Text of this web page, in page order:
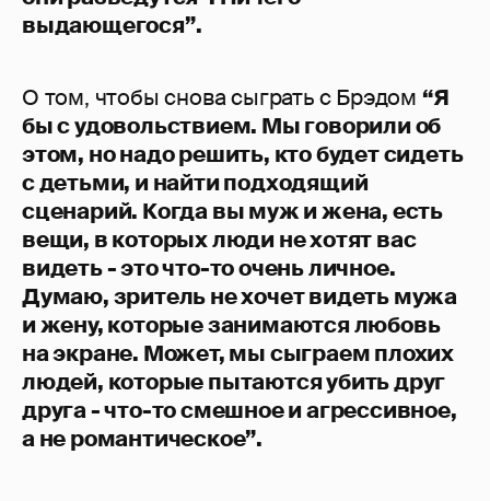
выдающегося”.
О том, чтобы снова сыграть с Брэдом “Я
бы с удовольствием. Мы говорили об
этом, но надо решить, кто будет сидеть
с детьми, и найти подходящий
сценарий. Когда вы муж и жена, есть
вещи, в которых люди не хотят вас
видеть - это что-то очень личное.
Думаю, зритель не хочет видеть мужа
и жену, которые занимаются любовь
на экране. Может, мы сыграем плохих
людей, которые пытаются убить друг
друга - что-то смешное и агрессивное,
а не романтическое”.